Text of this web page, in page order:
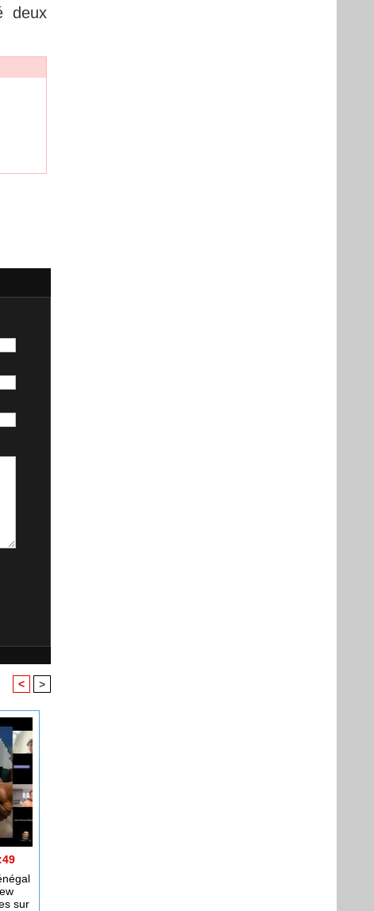
deux
< >
sur